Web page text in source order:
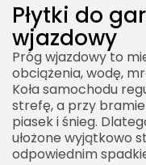
2026
zastrzeżone.
Płytki do
wjazdowy
Próg wjazdowy to
obciążenia, wodę,
Koła samochodu
strefę, a przy
piasek i śnieg.
ułożone wyjątkowo
odpowiednim